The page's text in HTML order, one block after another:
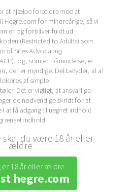
at hjælpe forældre med at
Hegre.com for mindreårige, så vi
er og forbliver fuldt ud
(Restricted to Adults) som
of Sites Advocating
og, som en påmindelse, er
der er myndige. Det betyder, at al
af simple
Det er vigtigt, at ansvarlige
de nødvendige skridt for at
at få adgang til uegnet indhold
indhold.
skal du være 18 år eller
ældre
er 18 år eller ældre
hegre.com